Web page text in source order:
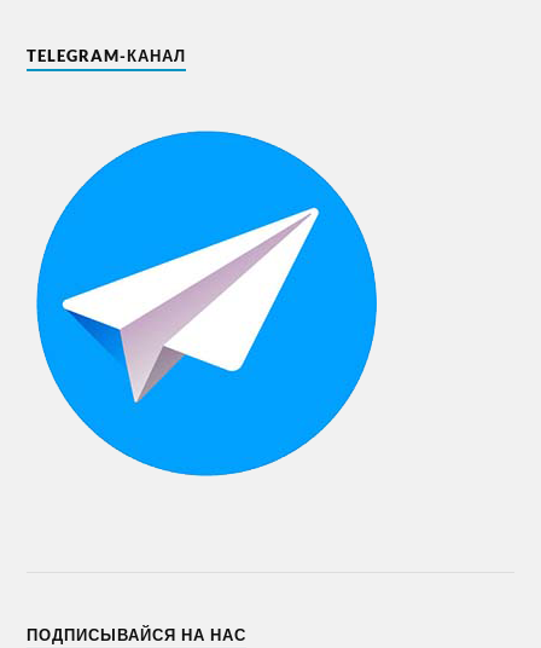
TELEGRAM-КАНАЛ
ПОДПИСЫВАЙСЯ НА НАС